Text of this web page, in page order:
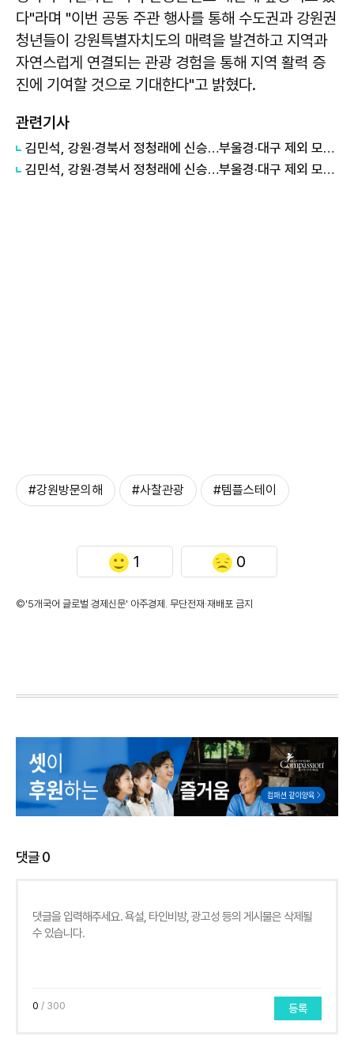
다"라며 "이번 공동 주관 행사를 통해 수도권과 강원권
청년들이 강원특별자치도의 매력을 발견하고 지역과
자연스럽게 연결되는 관광 경험을 통해 지역 활력 증
진에 기여할 것으로 기대한다"고 밝혔다.
관련기사
김민석, 강원·경북서 정청래에 신승…부울경·대구 제외 모두 웃었다 外
김민석, 강원·경북서 정청래에 신승…부울경·대구 제외 모두 웃었다
#강원방문의해 #사찰관광 #템플스테이
1 0
©'5개국어 글로벌 경제신문' 아주경제. 무단전재·재배포 금지
댓글0
0 / 300 등록